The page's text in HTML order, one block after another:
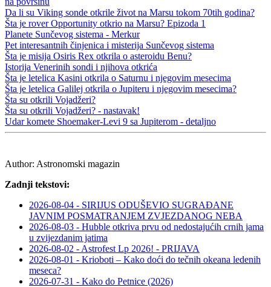
Da li su Viking sonde otkrile život na Marsu tokom 70tih godina?
Šta je rover Opportunity otkrio na Marsu? Epizoda 1
Planete Sunčevog sistema - Merkur
Pet interesantnih činjenica i misterija Sunčevog sistema
Šta je misija Osiris Rex otkrila o asteroidu Benu?
Istorija Venerinih sondi i njihova otkrića
Šta je letelica Kasini otkrila o Saturnu i njegovim mesecima
Šta je letelica Galilej otkrila o Jupiteru i njegovim mesecima?
Šta su otkrili Vojadžeri?
Šta su otkrili Vojadžeri? - nastavak!
Udar komete Shoemaker-Levi 9 sa Jupiterom - detaljno
Author: Astronomski magazin
Zadnji tekstovi:
2026-08-04 - SIRIJUS ODUŠEVIO SUGRAĐANE
JAVNIM POSMATRANJEM ZVJEZDANOG NEBA
2026-08-03 - Hubble otkriva prvu od nedostajućih crnih jama
u zvijezdanim jatima
2026-08-02 - Astrofest Lp 2026! - PRIJAVA
2026-08-01 - Krioboti – Kako doći do tečnih okeana ledenih
meseca?
2026-07-31 - Kako do Petnice (2026)